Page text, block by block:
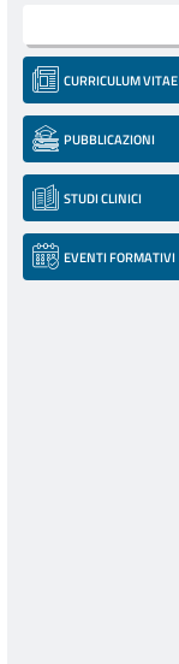
CURRICULUM VITAE
PUBBLICAZIONI
STUDI CLINICI
EVENTI FORMATIVI